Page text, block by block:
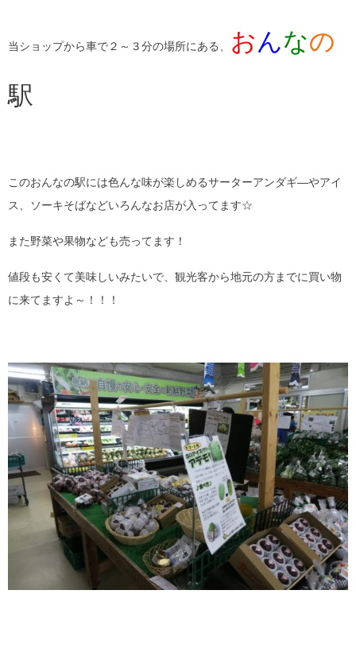
当ショップから車で２～３分の場所にある、 おんなの
駅
このおんなの駅には色んな味が楽しめるサーターアンダギ―やアイ
ス、ソーキそばなどいろんなお店が入ってます☆
また野菜や果物なども売ってます！
値段も安くて美味しいみたいで、観光客から地元の方までに買い物
に来てますよ～！！！